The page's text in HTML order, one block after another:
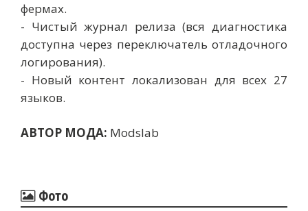
фермах.
- Чистый журнал релиза (вся диагностика
доступна через переключатель отладочного
логирования).
- Новый контент локализован для всех 27
языков.
АВТОР МОДА: Modslab
Фото